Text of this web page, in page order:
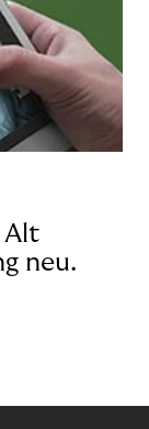
Alt
neu.